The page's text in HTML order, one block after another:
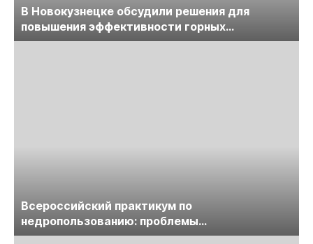
В Новокузнецке обсудили решения для
повышения эффективности горных
предприятий
Всероссийский практикум по
недропользованию: проблемы
лицензирования, цифровизации, экспертизы